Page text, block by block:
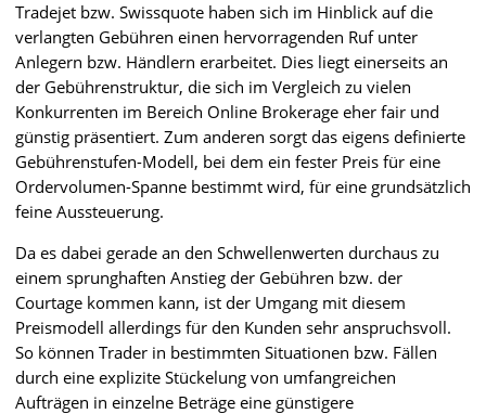
Tradejet bzw. Swissquote haben sich im Hinblick auf die
verlangten Gebühren einen hervorragenden Ruf unter
Anlegern bzw. Händlern erarbeitet. Dies liegt einerseits an
der Gebührenstruktur, die sich im Vergleich zu vielen
Konkurrenten im Bereich Online Brokerage eher fair und
günstig präsentiert. Zum anderen sorgt das eigens definierte
Gebührenstufen-Modell, bei dem ein fester Preis für eine
Ordervolumen-Spanne bestimmt wird, für eine grundsätzlich
feine Aussteuerung.
Da es dabei gerade an den Schwellenwerten durchaus zu
einem sprunghaften Anstieg der Gebühren bzw. der
Courtage kommen kann, ist der Umgang mit diesem
Preismodell allerdings für den Kunden sehr anspruchsvoll.
So können Trader in bestimmten Situationen bzw. Fällen
durch eine explizite Stückelung von umfangreichen
Aufträgen in einzelne Beträge eine günstigere